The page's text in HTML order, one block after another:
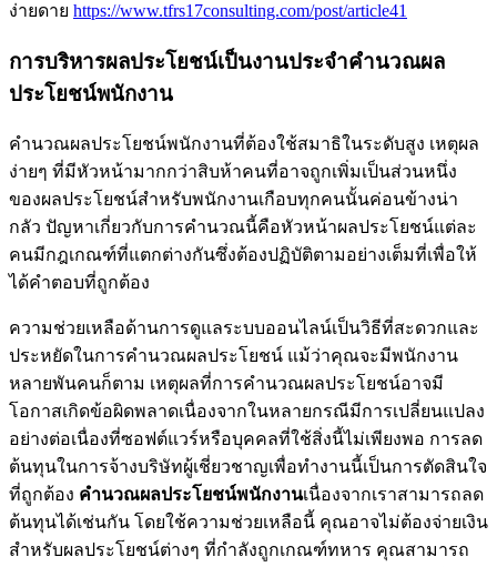
ง่ายดาย https://www.tfrs17consulting.com/post/article41
การบริหารผลประโยชน์เป็นงานประจำคำนวณผล
ประโยชน์พนักงาน
คำนวณผลประโยชน์พนักงานที่ต้องใช้สมาธิในระดับสูง เหตุผล
ง่ายๆ ที่มีหัวหน้ามากกว่าสิบห้าคนที่อาจถูกเพิ่มเป็นส่วนหนึ่ง
ของผลประโยชน์สำหรับพนักงานเกือบทุกคนนั้นค่อนข้างน่า
กลัว ปัญหาเกี่ยวกับการคำนวณนี้คือหัวหน้าผลประโยชน์แต่ละ
คนมีกฎเกณฑ์ที่แตกต่างกันซึ่งต้องปฏิบัติตามอย่างเต็มที่เพื่อให้
ได้คำตอบที่ถูกต้อง
ความช่วยเหลือด้านการดูแลระบบออนไลน์เป็นวิธีที่สะดวกและ
ประหยัดในการคำนวณผลประโยชน์ แม้ว่าคุณจะมีพนักงาน
หลายพันคนก็ตาม เหตุผลที่การคำนวณผลประโยชน์อาจมี
โอกาสเกิดข้อผิดพลาดเนื่องจากในหลายกรณีมีการเปลี่ยนแปลง
อย่างต่อเนื่องที่ซอฟต์แวร์หรือบุคคลที่ใช้สิ่งนี้ไม่เพียงพอ การลด
ต้นทุนในการจ้างบริษัทผู้เชี่ยวชาญเพื่อทำงานนี้เป็นการตัดสินใจ
ที่ถูกต้อง คำนวณผลประโยชน์พนักงานเนื่องจากเราสามารถลด
ต้นทุนได้เช่นกัน โดยใช้ความช่วยเหลือนี้ คุณอาจไม่ต้องจ่ายเงิน
สำหรับผลประโยชน์ต่างๆ ที่กำลังถูกเกณฑ์ทหาร คุณสามารถ